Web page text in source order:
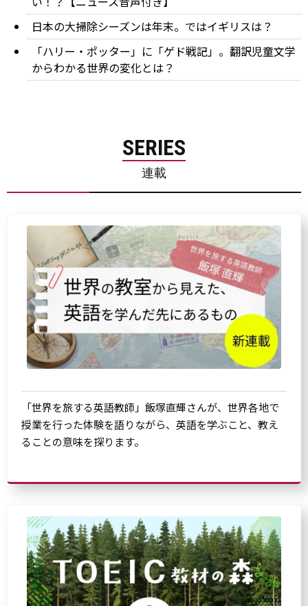
日本の大掃除シーズンは年末。ではイギリスは？
「ハリー・ポッター」に「ゲド戦記」。翻訳児童文学
からわかる世界の変化とは？
SERIES
連載
「世界を旅する英語教師」飯塚直輝さんが、世界各地で
授業を行った体験を語りながら、英語を学ぶこと、教え
ることの意味を探ります。